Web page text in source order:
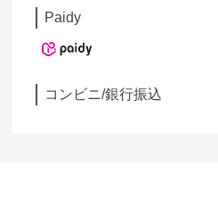
Paidy
コンビニ/銀行振込